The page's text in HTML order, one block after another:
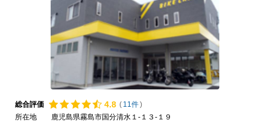
総合評価 4.8 ( 11件)
所在地
鹿児島県霧島市国分清水１-１３-１９